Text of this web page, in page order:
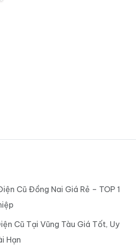
Cũ Đồng Nai Giá Rẻ – TOP 1
Cũ Tại Vũng Tàu Giá Tốt, Uy
Hạn